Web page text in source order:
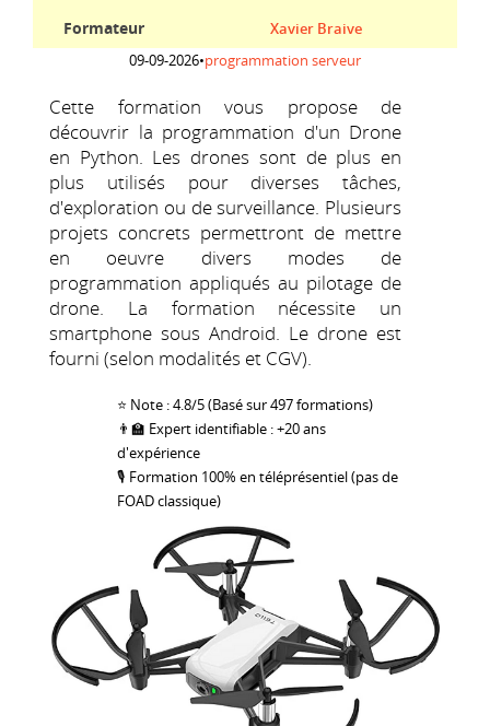
Formateur
Xavier Braive
09-09-2026•programmation serveur
Cette formation vous propose de
découvrir la programmation d'un Drone
en Python. Les drones sont de plus en
plus utilisés pour diverses tâches,
d'exploration ou de surveillance. Plusieurs
projets concrets permettront de mettre
en oeuvre divers modes de
programmation appliqués au pilotage de
drone. La formation nécessite un
smartphone sous Android. Le drone est
fourni (selon modalités et CGV).
⭐ Note : 4.8/5 (Basé sur 497 formations)
👨‍🏫 Expert identifiable : +20 ans
d'expérience
🎙 Formation 100% en téléprésentiel (pas de
FOAD classique)